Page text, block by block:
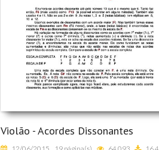
Violão - Acordes Dissonantes